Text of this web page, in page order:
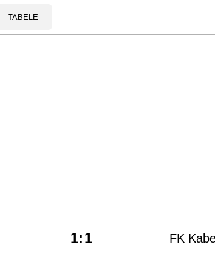
TABELE
FK
1:1